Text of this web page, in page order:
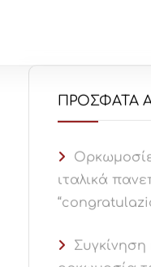
ΠΡΌΣΦΑΤΑ
ιταλικά